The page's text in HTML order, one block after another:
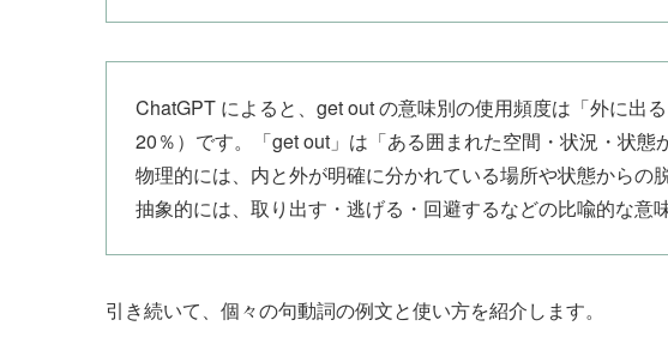
ChatGPT によると、get out の意味別の使用頻度は「外に出
20％）です。「get out」は「ある囲まれた空間・状況・状態
物理的には、内と外が明確に分かれている場所や状態からの
抽象的には、取り出す・逃げる・回避するなどの比喩的な意
引き続いて、個々の句動詞の例文と使い方を紹介します。